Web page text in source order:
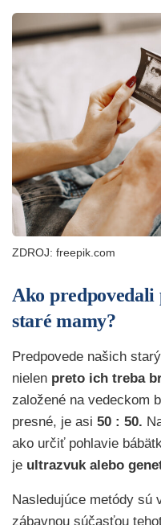
ZDROJ: freepik.com
Ako predpovedali
staré mamy?
Predpovede našich
nielen preto ich treba
založené na vedeckom
presné, je asi 50 : 50.
ako určiť pohlavie
je ultrazvuk alebo
Nasledujúce metódy sú
zábavnou súčasťou